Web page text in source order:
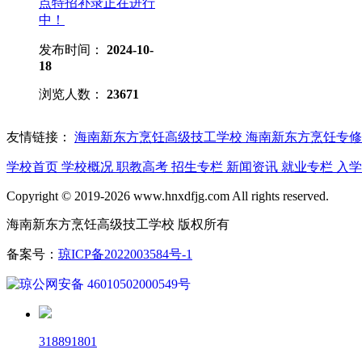
中！
发布时间： 2024-10-
18
浏览人数： 23671
友情链接： 海南新东方烹饪高级技工学校 海南新东方烹饪专
学校首页 学校概况 职教高考 招生专栏 新闻资讯 就业专栏 入
Copyright © 2019-2026 www.hnxdfjg.com All rights reserved.
海南新东方烹饪高级技工学校 版权所有
备案号： 琼ICP备2022003584号-1
琼公网安备 46010502000549号
318891801